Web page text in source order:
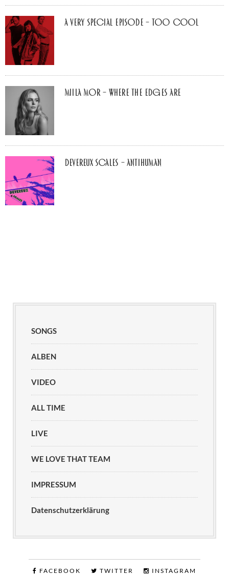
A Very Special Episode – Too Cool
Miila Mor – Where The Edges Are
Devereux Scales – Antihuman
SONGS
ALBEN
VIDEO
ALL TIME
LIVE
WE LOVE THAT TEAM
IMPRESSUM
Datenschutzerklärung
FACEBOOK TWITTER INSTAGRAM